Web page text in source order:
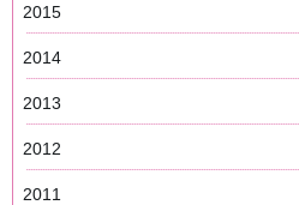
2015
2014
2013
2012
2011